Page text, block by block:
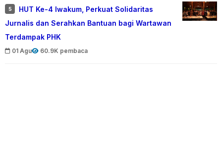
5
HUT Ke-4 Iwakum, Perkuat Solidaritas
Jurnalis dan Serahkan Bantuan bagi Wartawan
Terdampak PHK
01 Agu 60.9K pembaca